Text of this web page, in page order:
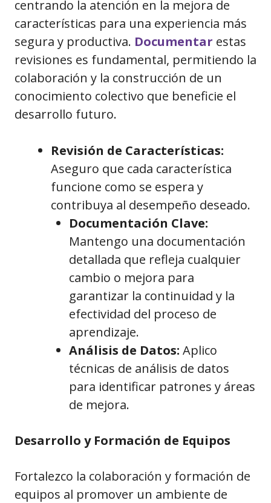
centrando la atención en la mejora de
características para una experiencia más
segura y productiva. Documentar estas
revisiones es fundamental, permitiendo la
colaboración y la construcción de un
conocimiento colectivo que beneficie el
desarrollo futuro.
Revisión de Características:
Aseguro que cada característica
funcione como se espera y
contribuya al desempeño deseado.
Documentación Clave:
Mantengo una documentación
detallada que refleja cualquier
cambio o mejora para
garantizar la continuidad y la
efectividad del proceso de
aprendizaje.
Análisis de Datos: Aplico
técnicas de análisis de datos
para identificar patrones y áreas
de mejora.
Desarrollo y Formación de Equipos
Fortalezco la colaboración y formación de
equipos al promover un ambiente de